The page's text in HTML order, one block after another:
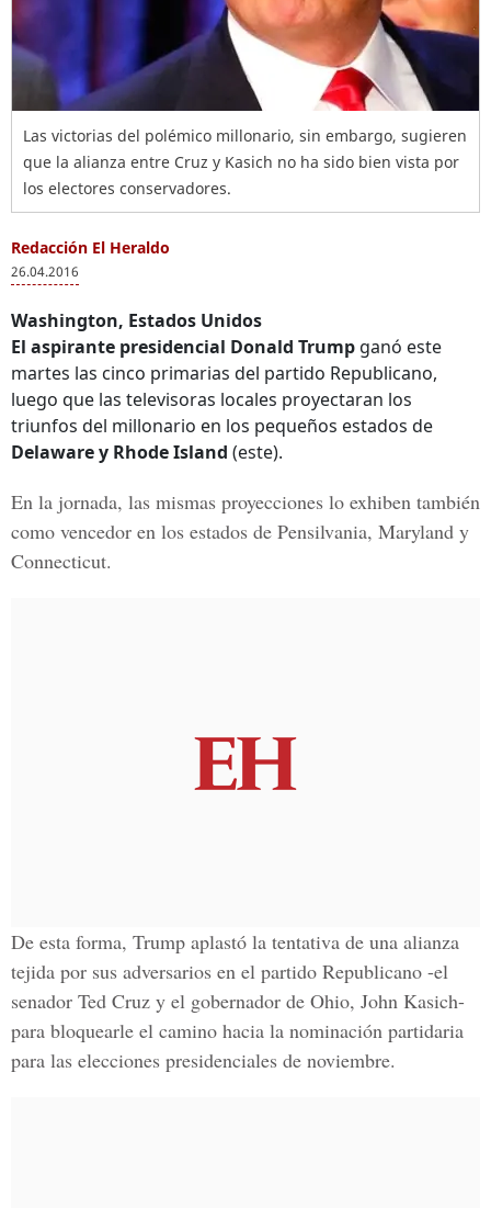
Las victorias del polémico millonario, sin embargo, sugieren
que la alianza entre Cruz y Kasich no ha sido bien vista por
los electores conservadores.
Redacción El Heraldo
26.04.2016
Washington, Estados Unidos
El aspirante presidencial Donald Trump ganó este
martes las cinco primarias del partido Republicano,
luego que las televisoras locales proyectaran los
triunfos del millonario en los pequeños estados de
Delaware y Rhode Island (este).
En la jornada, las mismas proyecciones lo exhiben también
como vencedor en los estados de Pensilvania, Maryland y
Connecticut.
De esta forma, Trump aplastó la tentativa de una alianza
tejida por sus adversarios en el partido Republicano -el
senador Ted Cruz y el gobernador de Ohio, John Kasich-
para bloquearle el camino hacia la nominación partidaria
para las elecciones presidenciales de noviembre.